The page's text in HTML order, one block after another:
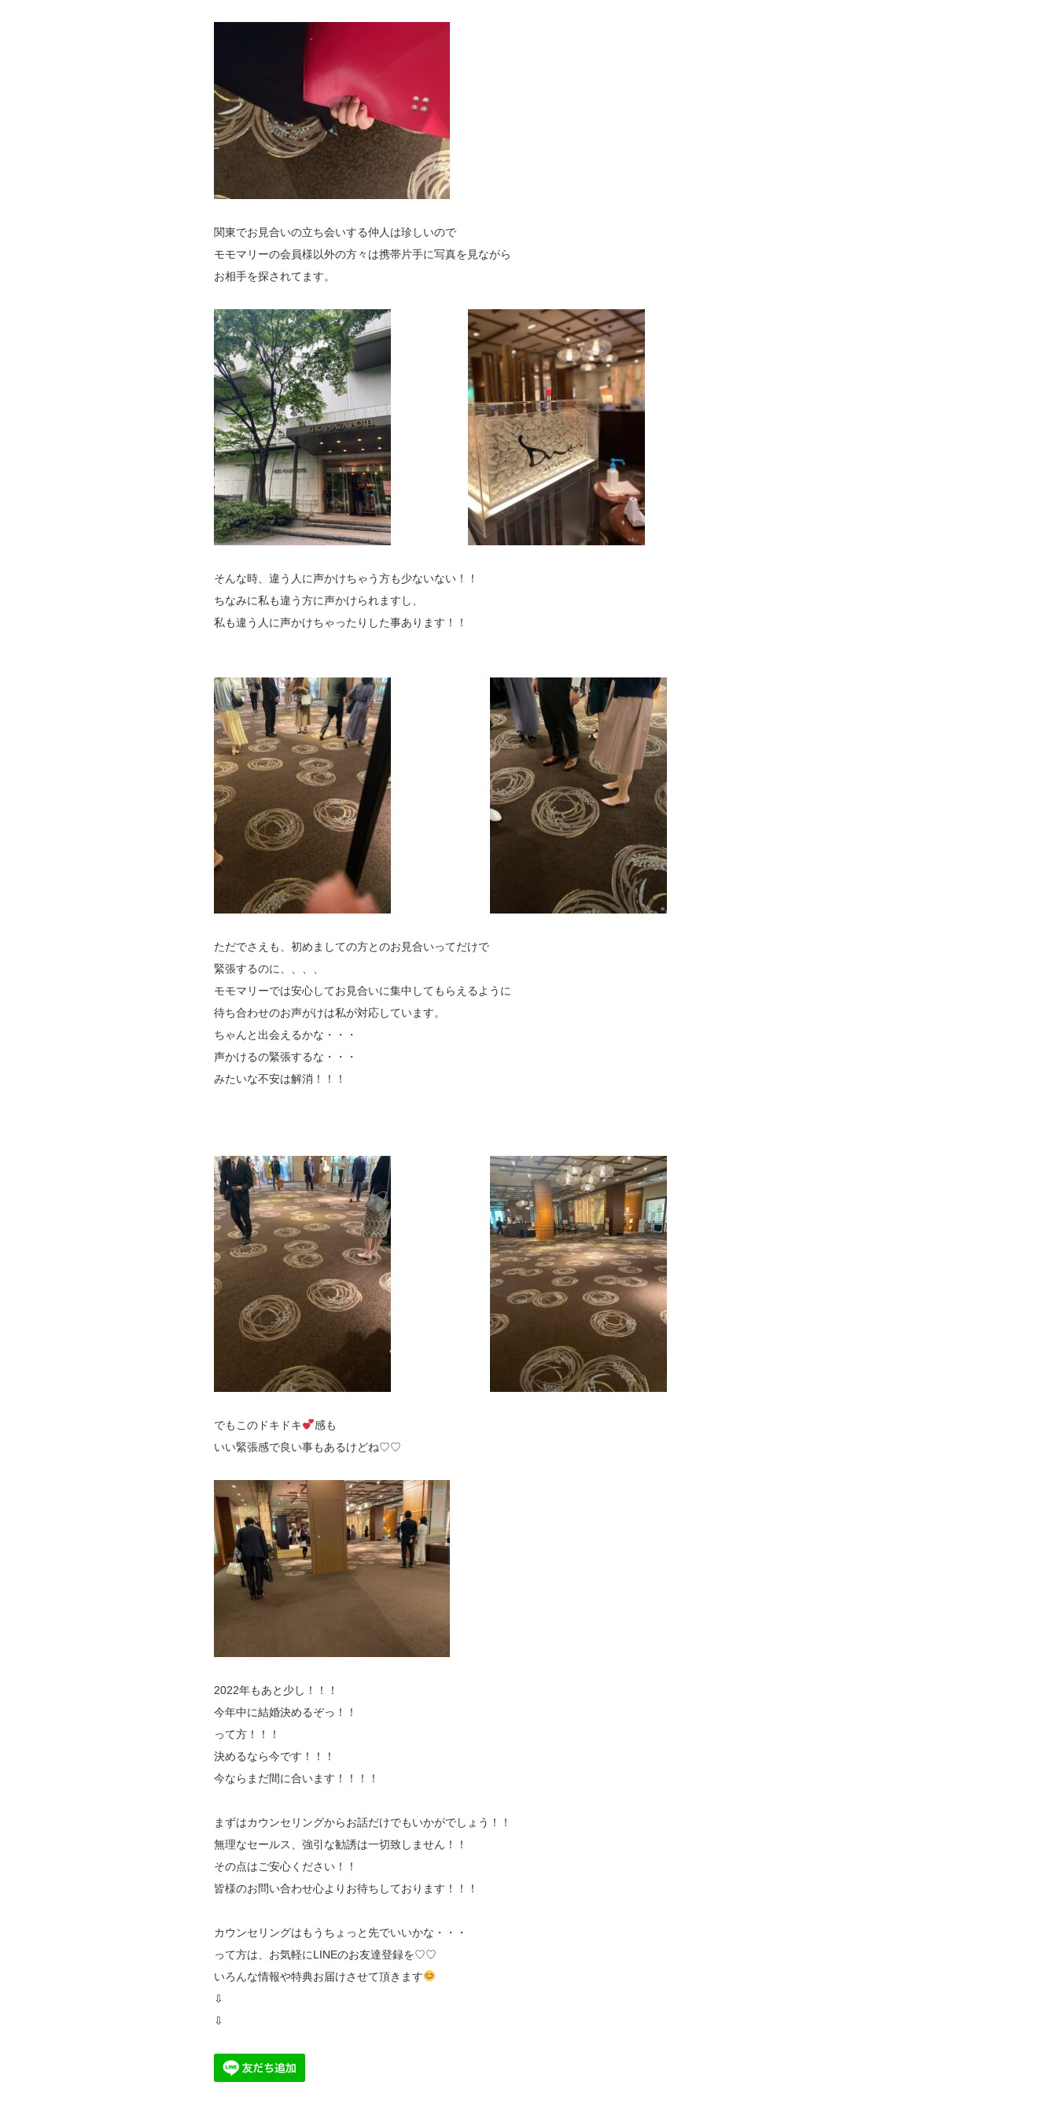
関東でお見合いの立ち会いする仲人は珍しいので
モモマリーの会員様以外の方々は携帯片手に写真を見ながら
お相手を探されてます。
そんな時、違う人に声かけちゃう方も少ないない！！
ちなみに私も違う方に声かけられますし、
私も違う人に声かけちゃったりした事あります！！
ただでさえも、初めましての方とのお見合いってだけで
緊張するのに、、、、
モモマリーでは安心してお見合いに集中してもらえるように
待ち合わせのお声がけは私が対応しています。
ちゃんと出会えるかな・・・
声かけるの緊張するな・・・
みたいな不安は解消！！！
でもこのドキドキ
感も
いい緊張感で良い事もあるけどね♡♡
2022年もあと少し！！！
今年中に結婚決めるぞっ！！
って方！！！
決めるなら今です！！！
今ならまだ間に合います！！！！
まずはカウンセリングからお話だけでもいかがでしょう！！
無理なセールス、強引な勧誘は一切致しません！！
その点はご安心ください！！
皆様のお問い合わせ心よりお待ちしております！！！
カウンセリングはもうちょっと先でいいかな・・・
って方は、お気軽にLINEのお友達登録を♡♡
いろんな情報や特典お届けさせて頂きます
⇩
⇩